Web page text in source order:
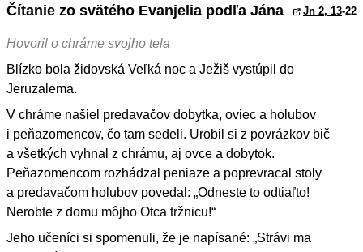
Čítanie zo svätého Evanjelia podľa Jána Jn 2, 13-22
Hovoril o chráme svojho tela
Blízko bola židovská Veľká noc a Ježiš vystúpil do
Jeruzalema.
V chráme našiel predavačov dobytka, oviec a holubov
i peňazomencov, čo tam sedeli. Urobil si z povrázkov bič
a všetkých vyhnal z chrámu, aj ovce a dobytok.
Peňazomencom rozhádzal peniaze a poprevracal stoly
a predavačom holubov povedal: „Odneste to odtiaľto!
Nerobte z domu môjho Otca tržnicu!“
Jeho učeníci si spomenuli, že je napísané: „Strávi ma